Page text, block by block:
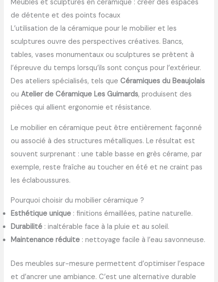
Meubles et sculptures en céramique : créer des espaces
de détente et des points focaux
L’utilisation de la céramique pour le mobilier et les
sculptures ouvre des perspectives créatives. Bancs,
tables, vases monumentaux ou sculptures se prêtent à
l’épreuve du temps lorsqu’ils sont conçus pour l’extérieur.
Des ateliers spécialisés, tels queCéramiques du Beaujolais
ouAtelier de Céramique Les Guimards, produisent des
pièces qui allient ergonomie et résistance.
Le mobilier en céramique peut être entièrement façonné
ou associé à des structures métalliques. Le résultat est
souvent surprenant : une table basse en grès cérame, par
exemple, reste fraîche au toucher en été et ne craint pas
les éclaboussures.
Pourquoi choisir du mobilier céramique ?
Esthétique unique : finitions émaillées, patine naturelle.
Durabilité : inaltérable face à la pluie et au soleil.
Maintenance réduite : nettoyage facile à l’eau savonneuse.
Des meubles sur-mesure permettent d’optimiser l’espace
et d’ancrer une ambiance. C’est une alternative durable